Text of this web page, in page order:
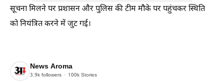
सूचना मिलने पर प्रशासन और पुलिस की टीम मौके पर पहुंचकर स्थिति
को नियंत्रित करने में जुट गई।
News Aroma
3.9k followers 100k Stories